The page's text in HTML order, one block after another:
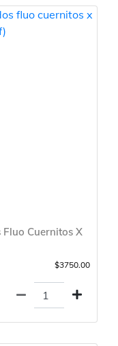
Cuernitos X
$3750.00